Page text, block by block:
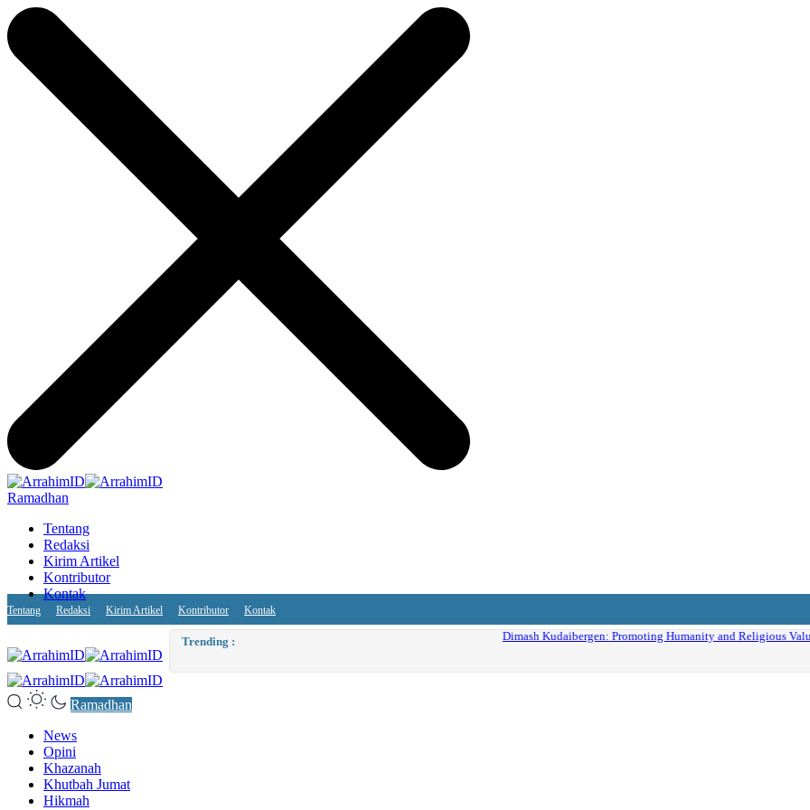
Ramadhan
Tentang
Redaksi
Kirim Artikel
Kontributor
Kontak
Tentang Redaksi Kirim Artikel Kontributor Kontak
Trending : Dimash Kudaibergen: Promoting Humanity and Religious Values without Religious Attributes in the Showbiz
Ramadhan
News
Opini
Khazanah
Khutbah Jumat
Hikmah